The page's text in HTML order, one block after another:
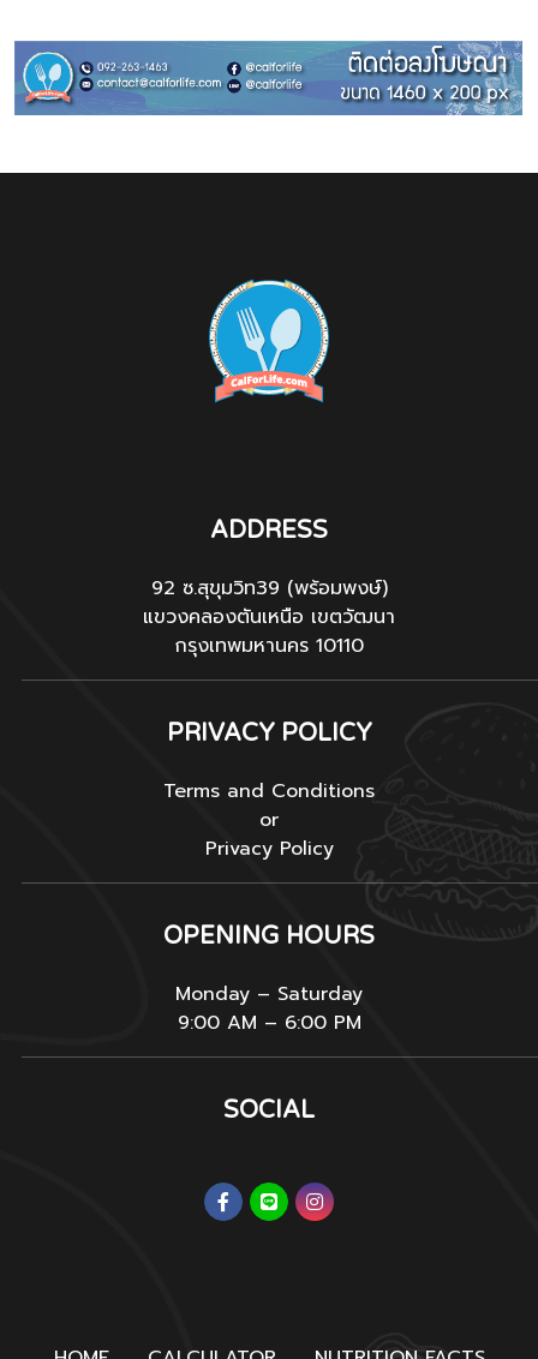
ADDRESS
92 ซ.สุขุมวิท39 (พร้อมพงษ์)
แขวงคลองตันเหนือ เขตวัฒนา
กรุงเทพมหานคร 10110
PRIVACY POLICY
Terms and Conditions
or
Privacy Policy
OPENING HOURS
Monday – Saturday
9:00 AM – 6:00 PM
SOCIAL